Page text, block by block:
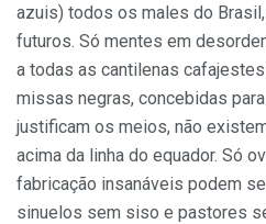
azuis) todos os males do
futuros. Só mentes em
a todas as cantilenas
missas negras, concebidas
justificam os meios, não
acima da linha do equador. Só
fabricação insanáveis podem
sinuelos sem siso e pastores